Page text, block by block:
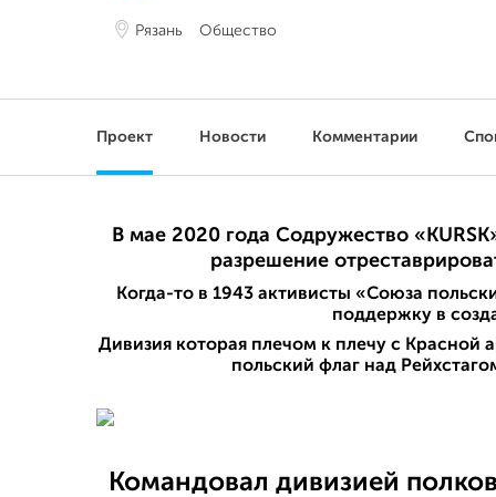
Рязань Общество
Проект Новости Комментарии
В мае 2020 года Содружество
разрешение
Когда-то в 1943 активисты «Союза
поддержку в
Дивизия которая плечом к плечу с
польский флаг над
Командовал дивизией